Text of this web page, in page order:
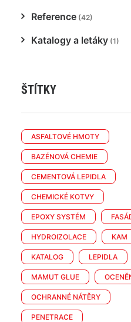
Reference (42)
Katalogy a letáky (1)
ŠTÍTKY
ASFALTOVÉ HMOTY
BAZÉNOVÁ CHEMIE
CEMENTOVÁ LEPIDLA
CHEMICKÉ KOTVY
EPOXY SYSTÉM
HYDROIZOLACE KAM
KATALOG LEPIDLA
MAMUT GLUE
OCHRANNÉ NÁTĚRY
PENETRACE